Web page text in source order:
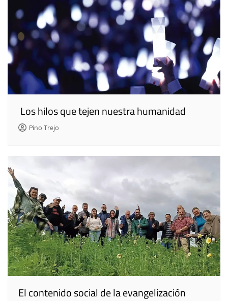
Los hilos que tejen nuestra humanidad
Pino Trejo
El contenido social de la evangelización